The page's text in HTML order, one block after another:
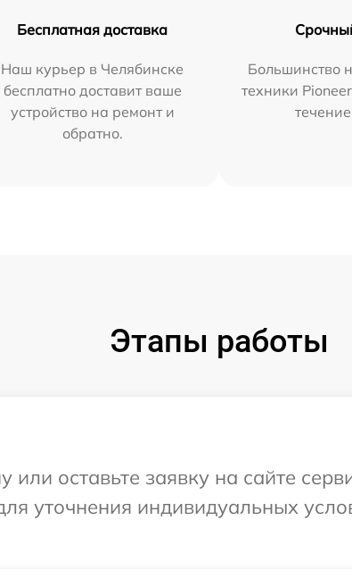
Бесплатная доставка
Наш курьер в Челябинске
бесплатно доставит ваше
устройство на ремонт и
обратно.
Большинство
техники
Этапы работы
оставьте заявку на сайте
уточнения индивидуальных